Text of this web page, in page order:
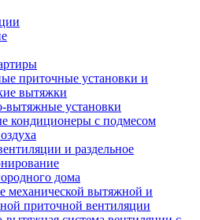
приточные установки и
вытяжки
вытяжные установки
кондиционеры с подмесом
и раздельное
дома
механической вытяжной и
приточной вентиляции